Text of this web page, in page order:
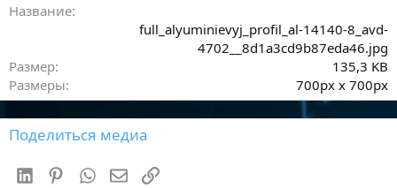
Название
full_alyuminievyj_profil_al-14140-8_avd-
4702__8d1a3cd9b87eda46.jpg
Размер
135,3 KB
Размеры
700px x 700px
Поделиться медиа
LinkedInPinterestWhatsAppЭлектронная почта
Ссылка